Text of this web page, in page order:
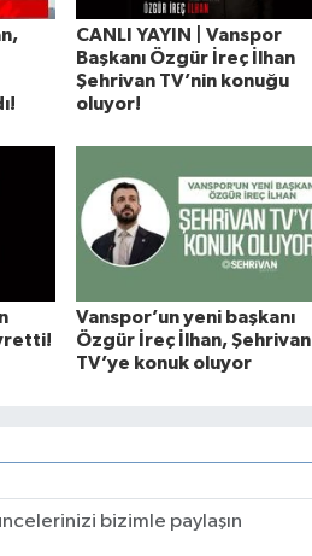
CANLI YAYIN | Vanspor
Başkanı Özgür İreç İlhan
Şehrivan TV’nin konuğu
oluyor!
Vanspor’un yeni başkanı
Özgür İreç İlhan, Şehrivan
TV’ye konuk oluyor